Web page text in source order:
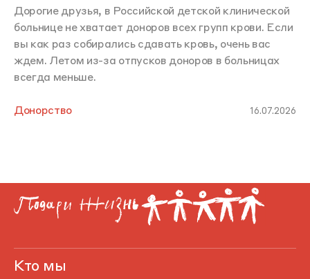
Дорогие друзья, в Российской детской клинической
больнице не хватает доноров всех групп крови. Если
вы как раз собирались сдавать кровь, очень вас
ждем. Летом из-за отпусков доноров в больницах
всегда меньше.
Донорство 16.07.2026
Кто мы